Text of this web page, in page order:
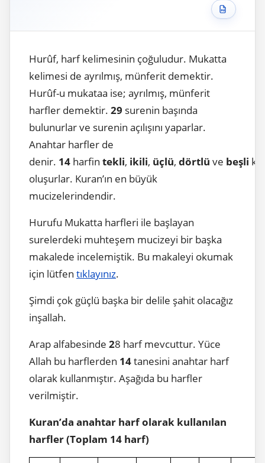
Hurûf, harf kelimesinin çoğuludur. Mukatta
kelimesi de ayrılmış, münferit demektir.
Hurûf-u mukataa ise; ayrılmış, münferit
harfler demektir. 29 surenin başında
bulunurlar ve surenin açılışını yaparlar.
Anahtar harfler de
denir. 14 harfin tekli, ikili, üçlü, dörtlü ve beşli
oluşurlar. Kuran’ın en büyük
mucizelerindendir.
Hurufu Mukatta harfleri ile başlayan
surelerdeki muhteşem mucizeyi bir başka
makalede incelemiştik. Bu makaleyi okumak
için lütfen tıklayınız.
Şimdi çok güçlü başka bir delile şahit olacağız
inşallah.
Arap alfabesinde 28 harf mevcuttur. Yüce
Allah bu harflerden 14tanesini anahtar harf
olarak kullanmıştır. Aşağıda bu harfler
verilmiştir.
Kuran’da anahtar harf olarak kullanılan
harfler (Toplam 14 harf)